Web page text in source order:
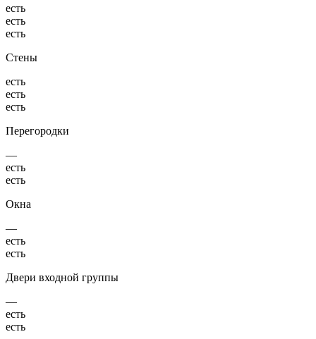
есть
есть
есть
Стены
есть
есть
есть
Перегородки
—
есть
есть
Окна
—
есть
есть
Двери входной группы
—
есть
есть